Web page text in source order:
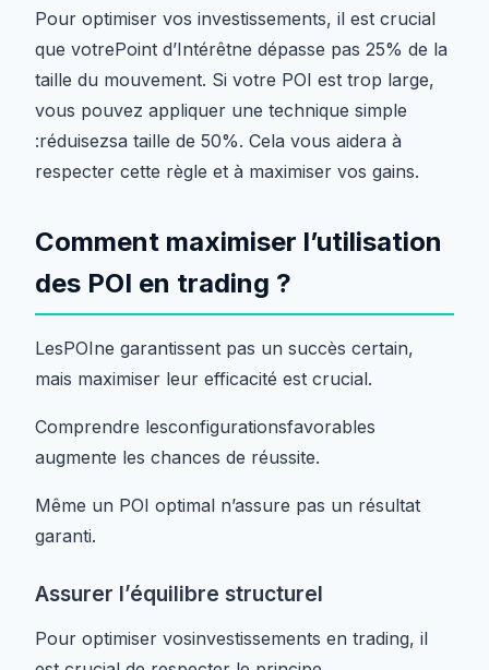
Pour optimiser vos investissements, il est crucial
que votrePoint d’Intérêtne dépasse pas 25% de la
taille du mouvement. Si votre POI est trop large,
vous pouvez appliquer une technique simple
:réduisezsa taille de 50%. Cela vous aidera à
respecter cette règle et à maximiser vos gains.
Comment maximiser l’utilisation
des POI en trading ?
LesPOIne garantissent pas un succès certain,
mais maximiser leur efficacité est crucial.
Comprendre lesconfigurationsfavorables
augmente les chances de réussite.
Même un POI optimal n’assure pas un résultat
garanti.
Assurer l’équilibre structurel
Pour optimiser vosinvestissements en trading, il